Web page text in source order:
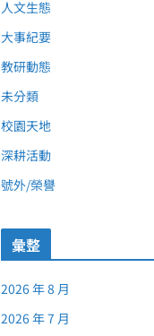
人文生態
大事紀要
教研動態
未分類
校園天地
深耕活動
號外/榮譽
彙整
2026 年 8 月
2026 年 7 月